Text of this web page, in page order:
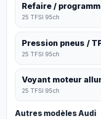
Refaire /
25 TFSI 95ch
Pression pneus /
25 TFSI 95ch
Voyant moteur
25 TFSI 95ch
Autres modèles Audi